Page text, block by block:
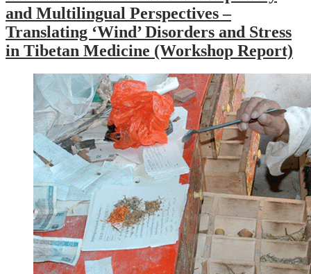
and Multilingual Perspectives –
Translating ‘Wind’ Disorders and Stress
in Tibetan Medicine (Workshop Report)